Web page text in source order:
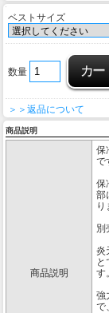
ベストサイズ
数量
＞＞返品について
商品説明
商品説明
保
で
保
部
り
別
炎
と
す。
強
で